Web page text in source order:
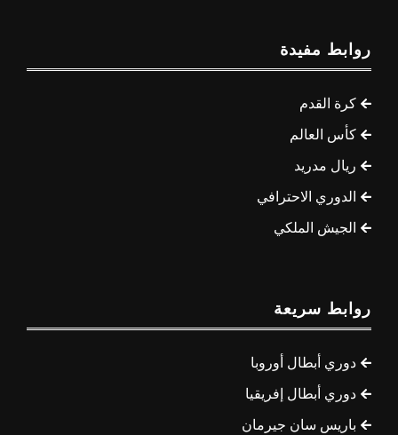
روابط مفيدة
كرة القدم
كأس العالم
ريال مدريد
الدوري الاحترافي
الجيش الملكي
روابط سريعة
دوري أبطال أوروبا
دوري أبطال إفريقيا
باريس سان جيرمان